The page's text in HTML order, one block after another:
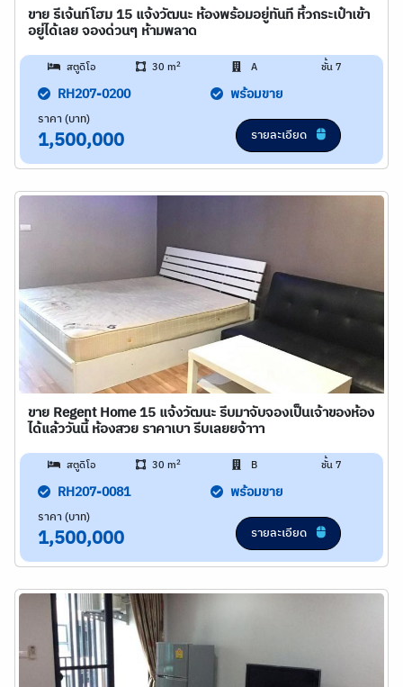
ขาย รีเจ้นท์โฮม 15 แจ้งวัฒนะ ห้องพร้อมอยู่ทันที หิ้วกระเป๋าเข้า
อยู่ได้เลย จองด่วนๆ ห้ามพลาด
สตูดิโอ 30 m2 A ชั้น 7
RH207-0200 พร้อมขาย
ราคา (บาท)
1,500,000 รายละเอียด
ขาย Regent Home 15 แจ้งวัฒนะ รีบมาจับจองเป็นเจ้าของห้อง
ได้แล้ววันนี้ ห้องสวย ราคาเบา รีบเลยยจ้าาา
สตูดิโอ 30 m2 B ชั้น 7
RH207-0081 พร้อมขาย
ราคา (บาท)
1,500,000 รายละเอียด